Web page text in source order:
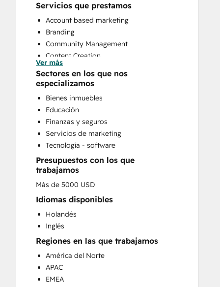
Servicios que prestamos
Account based marketing
Branding
Community Management
Content Creation
Conversational Marketing
CRM Implementation
CRM Migration
Custom API Integrations
Customer Marketing
Customer Success Training
Customer Support Training
Customer Survey and Analysis
Email Marketing
Full Inbound Marketing Services
Help Desk Implementation
HubSpot Onboarding
Knowledge Base Development
Paid Advertising
Programmable Automation
Public Relations
Sales and Marketing Alignment
Sales Coaching and Training
Sales Enablement
Ver más
Sectores en los que nos
especializamos
Bienes inmuebles
Educación
Finanzas y seguros
Servicios de marketing
Tecnología - software
Presupuestos con los que
trabajamos
Más de 5000 USD
Idiomas disponibles
Holandés
Inglés
Regiones en las que trabajamos
América del Norte
APAC
EMEA